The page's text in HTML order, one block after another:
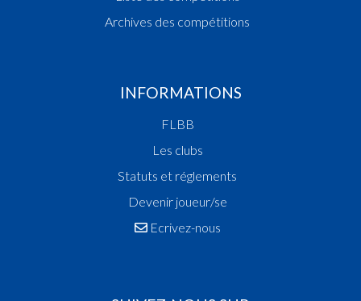
Archives des compétitions
INFORMATIONS
FLBB
Les clubs
Statuts et réglements
Devenir joueur/se
Ecrivez-nous